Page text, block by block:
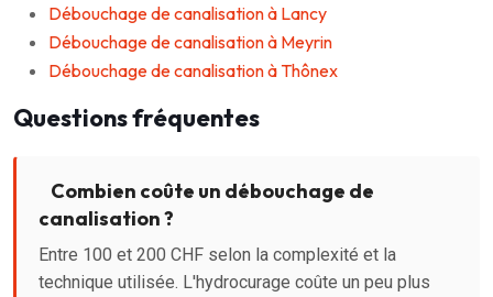
Débouchage de canalisation à Lancy
Débouchage de canalisation à Meyrin
Débouchage de canalisation à Thônex
Questions fréquentes
Combien coûte un débouchage de
canalisation ?
Entre 100 et 200 CHF selon la complexité et la
technique utilisée. L'hydrocurage coûte un peu plus